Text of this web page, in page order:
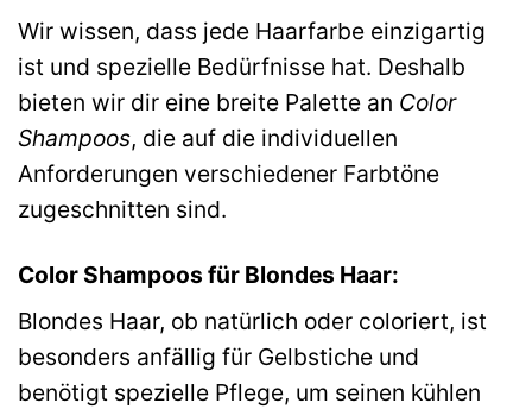
Wir wissen, dass jede Haarfarbe einzigartig
ist und spezielle Bedürfnisse hat. Deshalb
bieten wir dir eine breite Palette an Color
Shampoos, die auf die individuellen
Anforderungen verschiedener Farbtöne
zugeschnitten sind.
Color Shampoos für Blondes Haar:
Blondes Haar, ob natürlich oder coloriert, ist
besonders anfällig für Gelbstiche und
benötigt spezielle Pflege, um seinen kühlen